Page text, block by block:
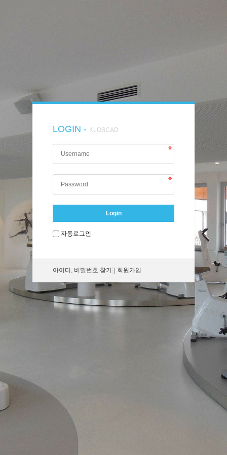
LOGIN - KLOSCAD
Login
자동로그인
아이디, 비밀번호 찾기 회원가입